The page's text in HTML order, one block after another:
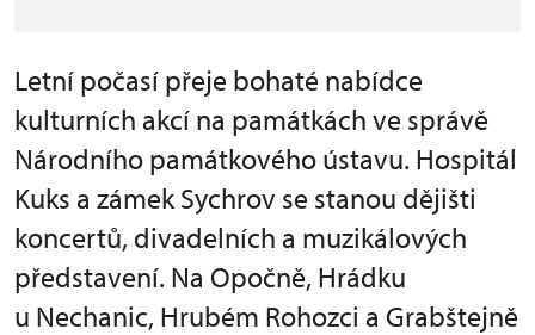
Letní počasí přeje bohaté nabídce
kulturních akcí na památkách ve správě
Národního památkového ústavu. Hospitál
Kuks a zámek Sychrov se stanou dějišti
koncertů, divadelních a muzikálových
představení. Na Opočně, Hrádku
u Nechanic, Hrubém Rohozci a Grabštejně